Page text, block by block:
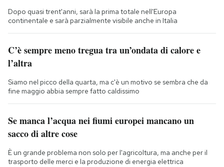
Dopo quasi trent'anni, sarà la prima totale nell'Europa
continentale e sarà parzialmente visibile anche in Italia
C’è sempre meno tregua tra un’ondata di calore e
l’altra
Siamo nel picco della quarta, ma c'è un motivo se sembra che da
fine maggio abbia sempre fatto caldissimo
Se manca l’acqua nei fiumi europei mancano un
sacco di altre cose
È un grande problema non solo per l'agricoltura, ma anche per il
trasporto delle merci e la produzione di energia elettrica